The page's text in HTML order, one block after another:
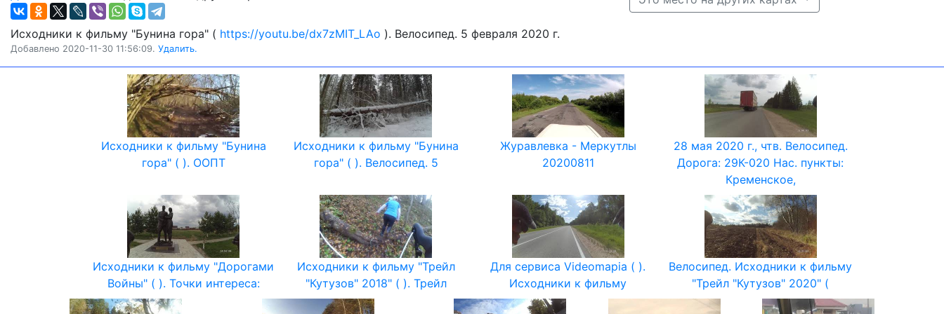
Исходники к фильму "Бунина гора" ( https://youtu.be/dx7zMIT_LAo ). Велосипед. 5 февраля 2020 г.
Добавлено 2020-11-30 11:56:09. Удалить.
Исходники к фильму "Бунина
гора" ( ). ООПТ
Исходники к фильму "Бунина
гора" ( ). Велосипед. 5
Журавлевка - Меркутлы
20200811
28 мая 2020 г., чтв. Велосипед.
Дорога: 29К-020 Нас. пункты:
Кременское,
Исходники к фильму "Дорогами
Войны" ( ). Точки интереса:
Исходники к фильму "Трейл
"Кутузов" 2018" ( ). Трейл
Для сервиса Videomapia ( ).
Исходники к фильму
Велосипед. Исходники к фильму
"Трейл "Кутузов" 2020" (